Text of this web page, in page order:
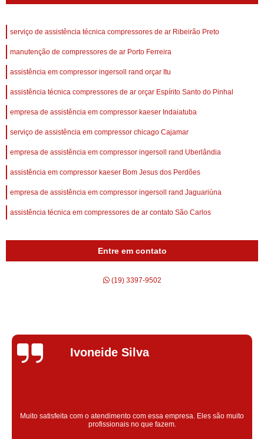
serviço de assistência técnica compressores de ar Ribeirão Preto
manutenção de compressores de ar Porto Ferreira
assistência em compressor ingersoll rand orçar Itu
assistência técnica compressores de ar orçar Espírito Santo do Pinhal
empresa de assistência em compressor kaeser Indaiatuba
serviço de assistência em compressor chicago Cajamar
empresa de assistência em compressor ingersoll rand Uberlândia
assistência em compressor kaeser Bom Jesus dos Perdões
empresa de assistência em compressor ingersoll rand Jaguariúna
assistência técnica em compressores de ar contato São Carlos
Entre em contato
(19) 3397-9502
Silvana Alves
Super satisfeita com o serviço prestado, atendimento muito bom!
colaoradores educado e transparente, destaque para o colaborador
Claudinei excelente profissional!